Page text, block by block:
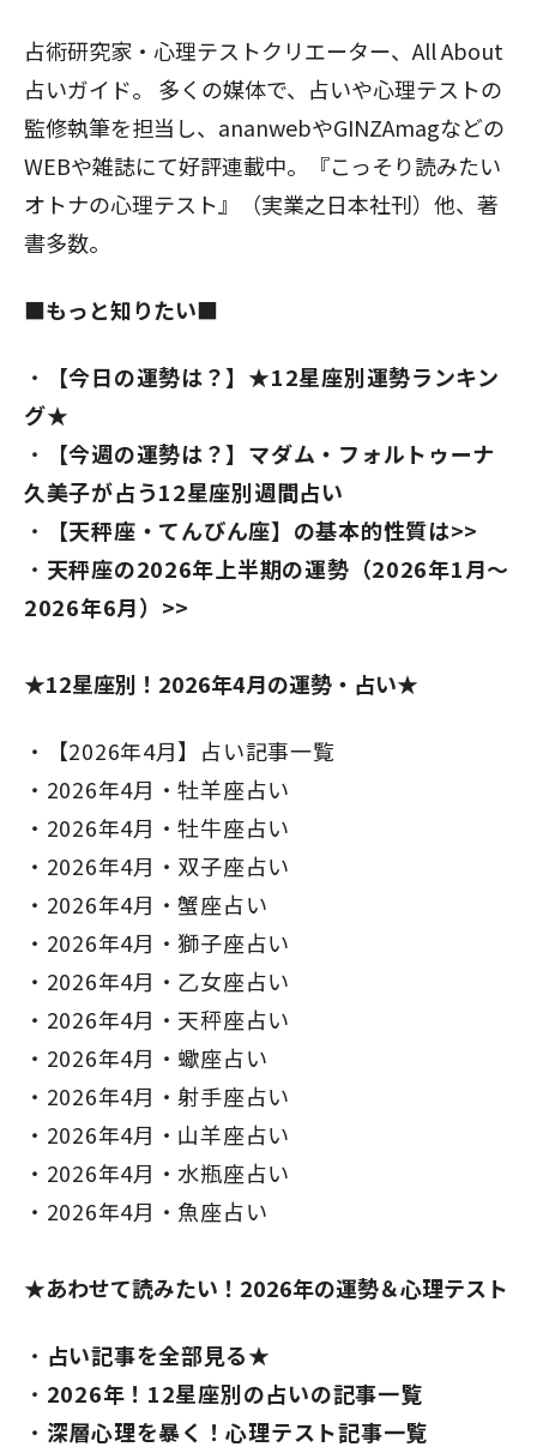
占術研究家・心理テストクリエーター、All About
占いガイド。 多くの媒体で、占いや心理テストの
監修執筆を担当し、ananwebやGINZAmagなどの
WEBや雑誌にて好評連載中。『こっそり読みたい
オトナの心理テスト』（実業之日本社刊）他、著
書多数。
■もっと知りたい■
【今日の運勢は？】★12星座別運勢ランキン
グ★
【今週の運勢は？】マダム・フォルトゥーナ
久美子が占う12星座別週間占い
【天秤座 ・てんびん座】の基本的性質は>>
天秤座の2026年上半期の運勢（2026年1月～
2026年6月）>>
★12星座別！2026年4月の運勢・占い★
【2026年4月】占い記事一覧
2026年4月・牡羊座占い
2026年4月・牡牛座占い
2026年4月・双子座占い
2026年4月・蟹座占い
2026年4月・獅子座占い
2026年4月・乙女座占い
2026年4月・天秤座占い
2026年4月・蠍座占い
2026年4月・射手座占い
2026年4月・山羊座占い
2026年4月・水瓶座占い
2026年4月・魚座占い
★あわせて読みたい！2026年の運勢＆心理テスト
占い記事を全部見る★
2026年！12星座別の占いの記事一覧
深層心理を暴く！心理テスト記事一覧